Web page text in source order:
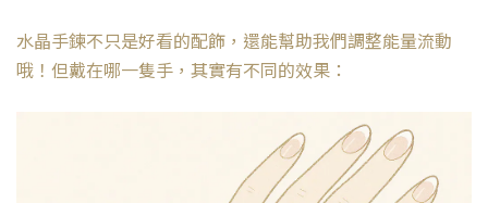
水晶手鍊不只是好看的配飾，還能幫助我們調整能量流動
哦！但戴在哪一隻手，其實有不同的效果：